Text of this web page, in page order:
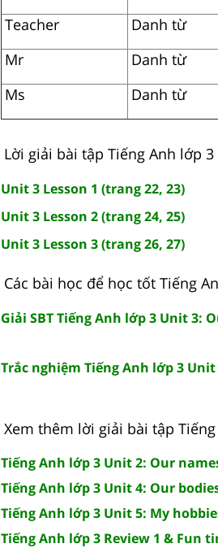
Teacher
Danh từ
Mr
Danh từ
Ms
Danh từ
Lời giải bài tập Tiếng Anh lớp
Unit 3 Lesson 1 (trang 22, 23)
Unit 3 Lesson 2 (trang 24, 25)
Unit 3 Lesson 3 (trang 26, 27)
Các bài học để học tốt Tiếng
Giải SBT Tiếng Anh lớp 3 Unit 3:
Trắc nghiệm Tiếng Anh lớp 3
Xem thêm lời giải bài tập
Tiếng Anh lớp 3 Unit 2: Our
Tiếng Anh lớp 3 Unit 4: Our
Tiếng Anh lớp 3 Unit 5: My
Tiếng Anh lớp 3 Review 1 & Fun